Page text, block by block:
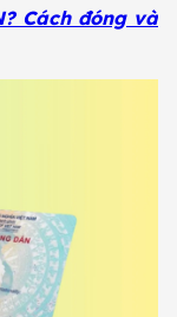
Cách đóng và